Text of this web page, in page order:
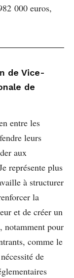
000 euros,
de Vice-
de
entre les
leurs
aux
représente plus
à structurer
la
et de créer un
notamment pour
comme le
de